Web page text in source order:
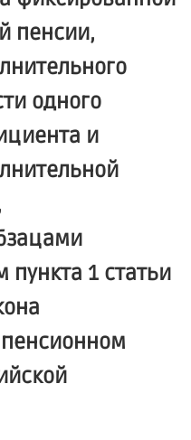
пенсии,
одного
и
1 статьи